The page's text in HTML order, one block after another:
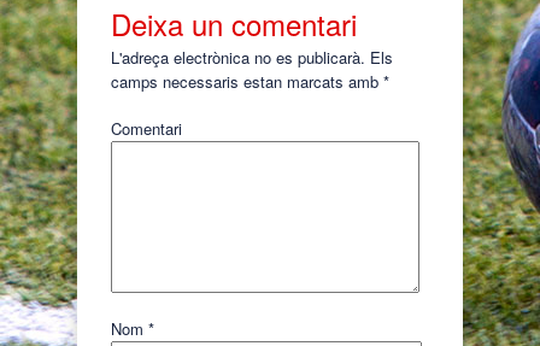
Deixa un comentari
L'adreça electrònica no es publicarà. Els
camps necessaris estan marcats amb *
Comentari
Nom *